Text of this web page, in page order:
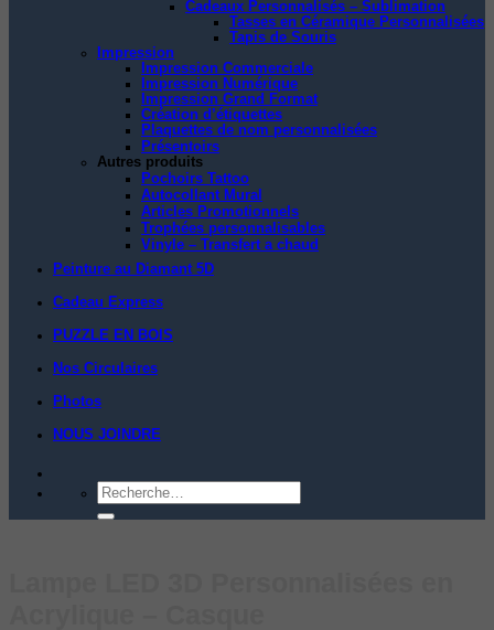
Cadeaux Personnalisés – Sublimation
Tasses en Céramique Personnalisées
Tapis de Souris
Impression
Impression Commerciale
Impression Numérique
Impression Grand Format
Création d’étiquettes
Plaquettes de nom personnalisées
Présentoirs
Autres produits
Pochoirs Tattoo
Autocollant Mural
Articles Promotionnels
Trophées personnalisables
Vinyle – Transfert a chaud
Peinture au Diamant 5D
Cadeau Express
PUZZLE EN BOIS
Nos Circulaires
Photos
NOUS JOINDRE
Recherche
pour :